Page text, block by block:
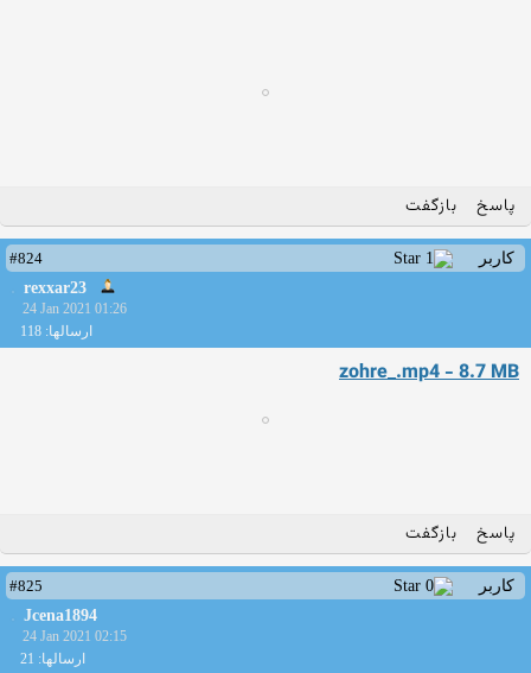
پاسخ بازگفت
کاربر
#824
rexxar23
24 Jan 2021 01:26
ارسالها: 118
zohre_.mp4 - 8.7 MB
پاسخ بازگفت
کاربر
#825
Jcena1894
24 Jan 2021 02:15
ارسالها: 21